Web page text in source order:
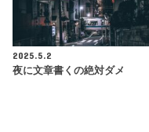
2025.5.2
夜に文章書くの絶対ダメ